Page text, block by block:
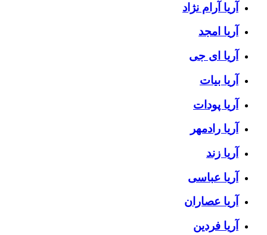
آریا آرام نژاد
آریا امجد
آریا ای جی
آریا بیات
آریا پودات
آریا رادمهر
آریا زند
آریا عباسی
آریا عصاران
آریا فردین